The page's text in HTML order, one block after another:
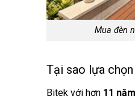
Mua đèn
Tại sao lựa
Bitek với hơn 11